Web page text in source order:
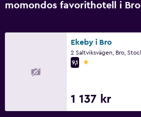
momondos favorithotell i Bro
Ekeby i Bro
9,1
1 stjärna
1 137 kr